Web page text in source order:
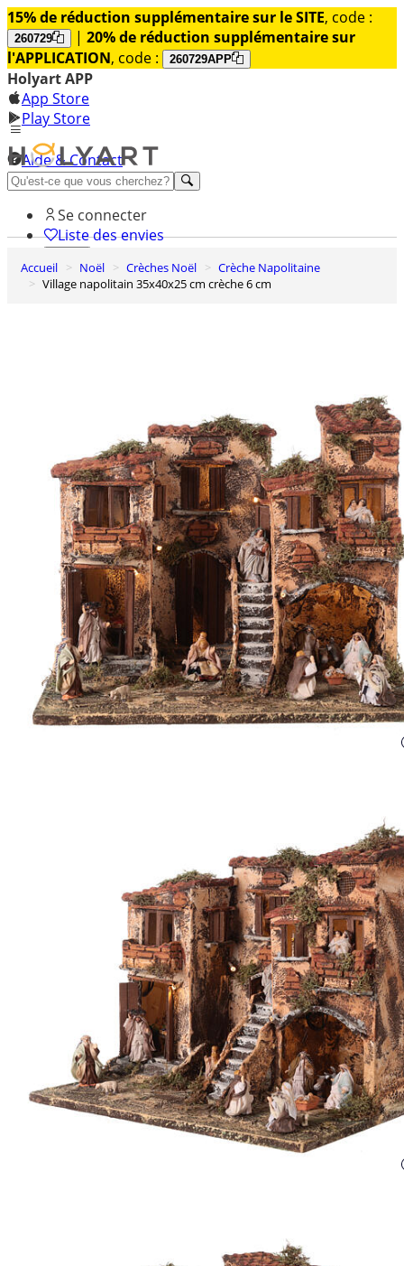
15% de réduction supplémentaire sur le SITE, code :
260729 | 20% de réduction supplémentaire sur
l'APPLICATION, code : 260729APP
Holyart APP
App Store
Play Store
Aide & Contact
Découvrez Premium
Se connecter
Liste des envies
0
Panier
Accueil Noël Crèches Noël
Crèche Napolitaine
Village napolitain 35x40x25 cm crèche 6 cm